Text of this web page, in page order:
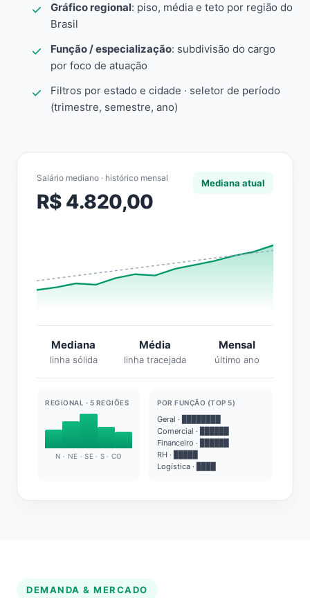
Gráfico regional: piso, média e teto por região do
Brasil
Função / especialização: subdivisão do cargo
por foco de atuação
Filtros por estado e cidade · seletor de período
(trimestre, semestre, ano)
Salário mediano · histórico mensal
R$ 4.820,00
Mediana atual
Mediana
linha sólida
Média
linha tracejada
Mensal
último ano
REGIONAL · 5 REGIÕES
N · NE · SE · S · CO
POR FUNÇÃO (TOP 5)
Geral · ████████
Comercial · ██████
Financeiro · ██████
RH · █████
Logística · ████
DEMANDA & MERCADO